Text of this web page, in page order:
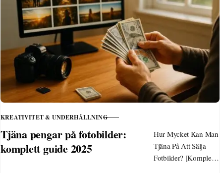
KATEGORI
KREATIVITET & UNDERHÅLLNING
Tjäna pengar på fotobilder:
komplett guide 2025
Hur Mycket Kan Man
Tjäna På Att Sälja
Fotbilder? [Komplett